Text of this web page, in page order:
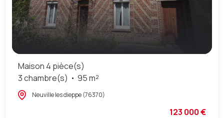
Maison 4 pièce(s)
3 chambre(s)
95 m²
Neuville les dieppe (76370)
123 000 €